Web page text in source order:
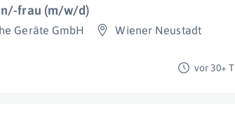
frau (m/w/d)
Geräte GmbH Wiener Neustadt
vor 30+ T